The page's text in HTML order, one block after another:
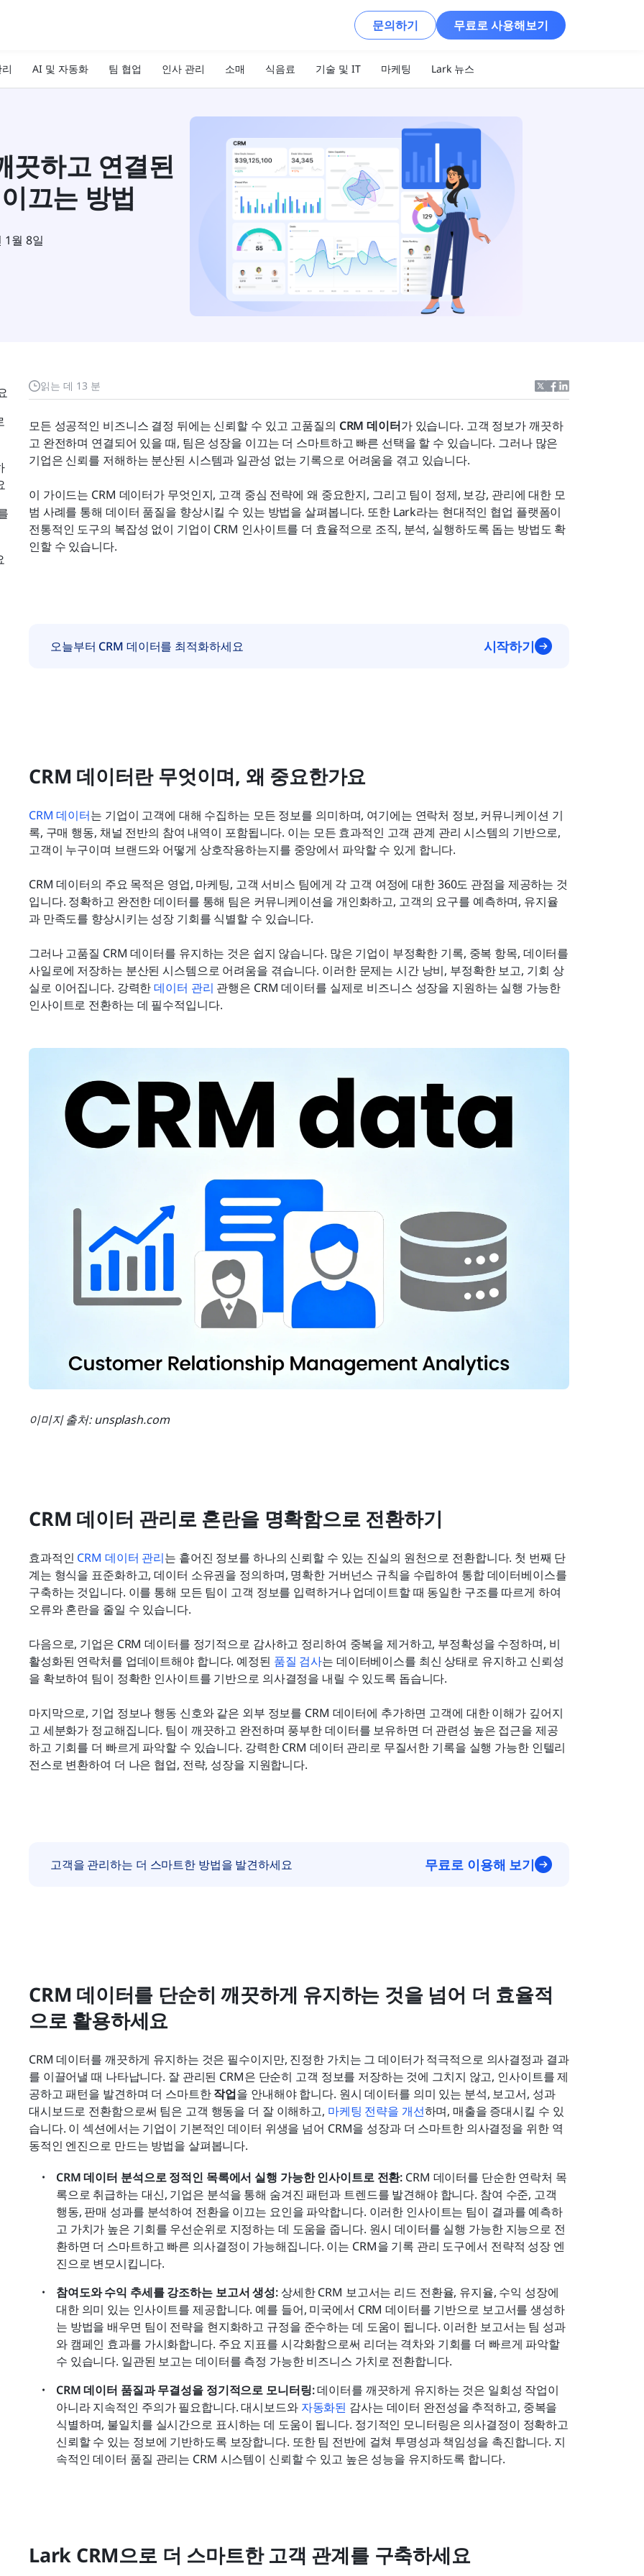
문의하기 무료로 사용해보기
AI 및 자동화 팀 협업 인사 관리 소매 식음료 기술 및 IT 마케팅 Lark 뉴스
끗하고 연결된
끄는 방법
1월 8일
읽는 데 13 분
모든 성공적인 비즈니스 결정 뒤에는 신뢰할 수 있고 고품질의 CRM 데이터가 있습니다. 고객 정보가 깨끗하
고 완전하며 연결되어 있을 때, 팀은 성장을 이끄는 더 스마트하고 빠른 선택을 할 수 있습니다. 그러나 많은
기업은 신뢰를 저해하는 분산된 시스템과 일관성 없는 기록으로 어려움을 겪고 있습니다.
이 가이드는 CRM 데이터가 무엇인지, 고객 중심 전략에 왜 중요한지, 그리고 팀이 정제, 보강, 관리에 대한 모
범 사례를 통해 데이터 품질을 향상시킬 수 있는 방법을 살펴봅니다. 또한 Lark라는 현대적인 협업 플랫폼이
전통적인 도구의 복잡성 없이 기업이 CRM 인사이트를 더 효율적으로 조직, 분석, 실행하도록 돕는 방법도 확
인할 수 있습니다.
오늘부터 CRM 데이터를 최적화하세요 시작하기
CRM 데이터란 무엇이며, 왜 중요한가요
CRM 데이터는 기업이 고객에 대해 수집하는 모든 정보를 의미하며, 여기에는 연락처 정보, 커뮤니케이션 기
록, 구매 행동, 채널 전반의 참여 내역이 포함됩니다. 이는 모든 효과적인 고객 관계 관리 시스템의 기반으로,
고객이 누구이며 브랜드와 어떻게 상호작용하는지를 중앙에서 파악할 수 있게 합니다.
CRM 데이터의 주요 목적은 영업, 마케팅, 고객 서비스 팀에게 각 고객 여정에 대한 360도 관점을 제공하는 것
입니다. 정확하고 완전한 데이터를 통해 팀은 커뮤니케이션을 개인화하고, 고객의 요구를 예측하며, 유지율
과 만족도를 향상시키는 성장 기회를 식별할 수 있습니다.
그러나 고품질 CRM 데이터를 유지하는 것은 쉽지 않습니다. 많은 기업이 부정확한 기록, 중복 항목, 데이터를
사일로에 저장하는 분산된 시스템으로 어려움을 겪습니다. 이러한 문제는 시간 낭비, 부정확한 보고, 기회 상
실로 이어집니다. 강력한 데이터 관리 관행은 CRM 데이터를 실제로 비즈니스 성장을 지원하는 실행 가능한
인사이트로 전환하는 데 필수적입니다.
이미지 출처: unsplash.com
CRM 데이터 관리로 혼란을 명확함으로 전환하기
효과적인 CRM 데이터 관리는 흩어진 정보를 하나의 신뢰할 수 있는 진실의 원천으로 전환합니다. 첫 번째 단
계는 형식을 표준화하고, 데이터 소유권을 정의하며, 명확한 거버넌스 규칙을 수립하여 통합 데이터베이스를
구축하는 것입니다. 이를 통해 모든 팀이 고객 정보를 입력하거나 업데이트할 때 동일한 구조를 따르게 하여
오류와 혼란을 줄일 수 있습니다.
다음으로, 기업은 CRM 데이터를 정기적으로 감사하고 정리하여 중복을 제거하고, 부정확성을 수정하며, 비
활성화된 연락처를 업데이트해야 합니다. 예정된 품질 검사는 데이터베이스를 최신 상태로 유지하고 신뢰성
을 확보하여 팀이 정확한 인사이트를 기반으로 의사결정을 내릴 수 있도록 돕습니다.
마지막으로, 기업 정보나 행동 신호와 같은 외부 정보를 CRM 데이터에 추가하면 고객에 대한 이해가 깊어지
고 세분화가 정교해집니다. 팀이 깨끗하고 완전하며 풍부한 데이터를 보유하면 더 관련성 높은 접근을 제공
하고 기회를 더 빠르게 파악할 수 있습니다. 강력한 CRM 데이터 관리로 무질서한 기록을 실행 가능한 인텔리
전스로 변환하여 더 나은 협업, 전략, 성장을 지원합니다.
고객을 관리하는 더 스마트한 방법을 발견하세요 무료로 이용해 보기
CRM 데이터를 단순히 깨끗하게 유지하는 것을 넘어 더 효율적
으로 활용하세요
CRM 데이터를 깨끗하게 유지하는 것은 필수이지만, 진정한 가치는 그 데이터가 적극적으로 의사결정과 결과
를 이끌어낼 때 나타납니다. 잘 관리된 CRM은 단순히 고객 정보를 저장하는 것에 그치지 않고, 인사이트를 제
공하고 패턴을 발견하며 더 스마트한 작업을 안내해야 합니다. 원시 데이터를 의미 있는 분석, 보고서, 성과
대시보드로 전환함으로써 팀은 고객 행동을 더 잘 이해하고, 마케팅 전략을 개선하며, 매출을 증대시킬 수 있
습니다. 이 섹션에서는 기업이 기본적인 데이터 위생을 넘어 CRM을 성장과 더 스마트한 의사결정을 위한 역
동적인 엔진으로 만드는 방법을 살펴봅니다.
CRM 데이터 분석으로 정적인 목록에서 실행 가능한 인사이트로 전환: CRM 데이터를 단순한 연락처 목
록으로 취급하는 대신, 기업은 분석을 통해 숨겨진 패턴과 트렌드를 발견해야 합니다. 참여 수준, 고객
행동, 판매 성과를 분석하여 전환을 이끄는 요인을 파악합니다. 이러한 인사이트는 팀이 결과를 예측하
고 가치가 높은 기회를 우선순위로 지정하는 데 도움을 줍니다. 원시 데이터를 실행 가능한 지능으로 전
환하면 더 스마트하고 빠른 의사결정이 가능해집니다. 이는 CRM을 기록 관리 도구에서 전략적 성장 엔
진으로 변모시킵니다.
참여도와 수익 추세를 강조하는 보고서 생성: 상세한 CRM 보고서는 리드 전환율, 유지율, 수익 성장에
대한 의미 있는 인사이트를 제공합니다. 예를 들어, 미국에서 CRM 데이터를 기반으로 보고서를 생성하
는 방법을 배우면 팀이 전략을 현지화하고 규정을 준수하는 데 도움이 됩니다. 이러한 보고서는 팀 성과
와 캠페인 효과를 가시화합니다. 주요 지표를 시각화함으로써 리더는 격차와 기회를 더 빠르게 파악할
수 있습니다. 일관된 보고는 데이터를 측정 가능한 비즈니스 가치로 전환합니다.
CRM 데이터 품질과 무결성을 정기적으로 모니터링: 데이터를 깨끗하게 유지하는 것은 일회성 작업이
아니라 지속적인 주의가 필요합니다. 대시보드와 자동화된 감사는 데이터 완전성을 추적하고, 중복을
식별하며, 불일치를 실시간으로 표시하는 데 도움이 됩니다. 정기적인 모니터링은 의사결정이 정확하고
신뢰할 수 있는 정보에 기반하도록 보장합니다. 또한 팀 전반에 걸쳐 투명성과 책임성을 촉진합니다. 지
속적인 데이터 품질 관리는 CRM 시스템이 신뢰할 수 있고 높은 성능을 유지하도록 합니다.
Lark CRM으로 더 스마트한 고객 관계를 구축하세요